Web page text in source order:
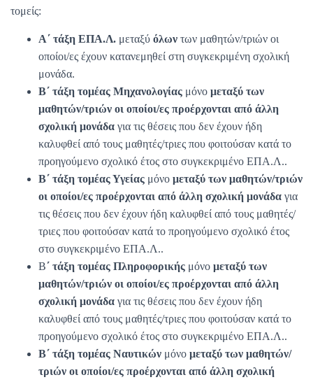
τομείς:
Α΄ τάξη ΕΠΑ.Λ. μεταξύ όλων των μαθητών/τριών οι
οποίοι/ες έχουν κατανεμηθεί στη συγκεκριμένη σχολική
μονάδα.
Β΄ τάξη τομέας Μηχανολογίας μόνο μεταξύ των
μαθητών/τριών οι οποίοι/ες προέρχονται από άλλη
σχολική μονάδα για τις θέσεις που δεν έχουν ήδη
καλυφθεί από τους μαθητές/τριες που φοιτούσαν κατά το
προηγούμενο σχολικό έτος στο συγκεκριμένο ΕΠΑ.Λ..
Β΄ τάξη τομέας Υγείας μόνο μεταξύ των μαθητών/τριών
οι οποίοι/ες προέρχονται από άλλη σχολική μονάδα για
τις θέσεις που δεν έχουν ήδη καλυφθεί από τους μαθητές/
τριες που φοιτούσαν κατά το προηγούμενο σχολικό έτος
στο συγκεκριμένο ΕΠΑ.Λ..
Β΄ τάξη τομέας Πληροφορικής μόνο μεταξύ των
μαθητών/τριών οι οποίοι/ες προέρχονται από άλλη
σχολική μονάδα για τις θέσεις που δεν έχουν ήδη
καλυφθεί από τους μαθητές/τριες που φοιτούσαν κατά το
προηγούμενο σχολικό έτος στο συγκεκριμένο ΕΠΑ.Λ..
Β΄ τάξη τομέας Ναυτικών μόνο μεταξύ των μαθητών/
τριών οι οποίοι/ες προέρχονται από άλλη σχολική